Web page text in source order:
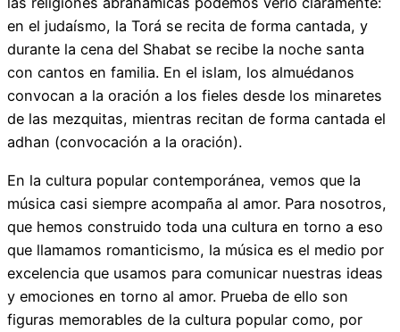
en el judaísmo, la Torá se recita de forma cantada, y
durante la cena del Shabat se recibe la noche santa
con cantos en familia. En el islam, los almuédanos
convocan a la oración a los fieles desde los minaretes
de las mezquitas, mientras recitan de forma cantada el
adhan (convocación a la oración).
En la cultura popular contemporánea, vemos que la
música casi siempre acompaña al amor. Para nosotros,
que hemos construido toda una cultura en torno a eso
que llamamos romanticismo, la música es el medio por
excelencia que usamos para comunicar nuestras ideas
y emociones en torno al amor. Prueba de ello son
figuras memorables de la cultura popular como, por